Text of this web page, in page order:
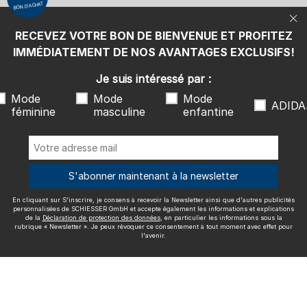
protection des données, en particulier les informations sous la
rubrique « Newsletter ». Je peux révoquer ce consentement à tout
Nous livrons avec
Excellente qualité
Plus d'informations sur nos évaluations
RECEVEZ VOTRE BON DE BIENVENUE ET PROFITEZ
IMMÉDIATEMENT DE NOS AVANTAGES EXCLUSIFS!
BON D'ACHAT
Je suis intéressé par :
Mode
féminine
Mode
masculine
Mode
enfantine
S'abonner maintenant à la newsletter
En cliquant sur S'inscrire, je consens à recevoir la Newsletter ainsi que d'autres publicités
personnalisées de SCHIESSER GmbH et accepte également les informations et explications
de la Déclaration de protection des données, en particulier les informations sous la
rubrique « Newsletter ». Je peux révoquer ce consentement à tout moment avec effet pour
l'avenir.